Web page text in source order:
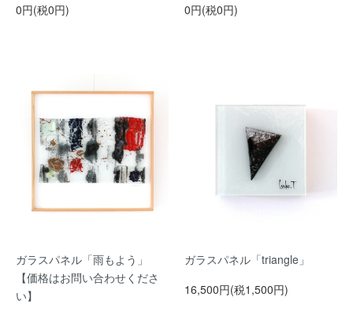
0円(税0円)
0円(税0円)
ガラスパネル「雨もよう」
【価格はお問い合わせくださ
い】
ガラスパネル「triangle」
16,500円(税1,500円)